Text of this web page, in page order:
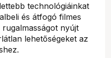
technológiáinkat
és átfogó filmes
nyújt
lehetőségeket az